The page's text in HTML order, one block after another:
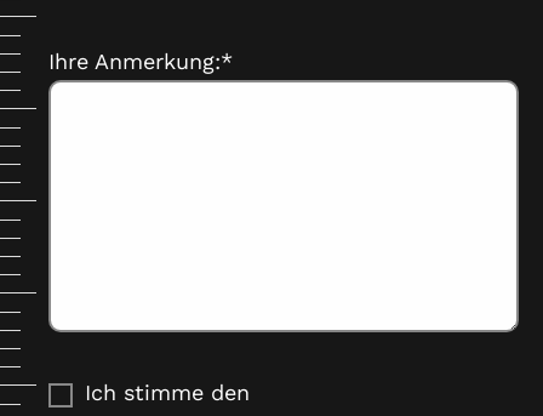
Ihre Anmerkung:*
Ich stimme den